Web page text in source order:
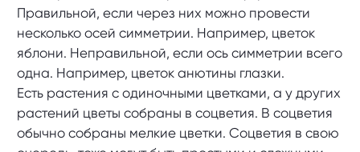
Правильной, если через них можно провести
несколько осей симметрии. Например, цветок
яблони. Неправильной, если ось симметрии всего
одна. Например, цветок анютины глазки.
Есть растения с одиночными цветками, а у других
растений цветы собраны в соцветия. В соцветия
обычно собраны мелкие цветки. Соцветия в свою